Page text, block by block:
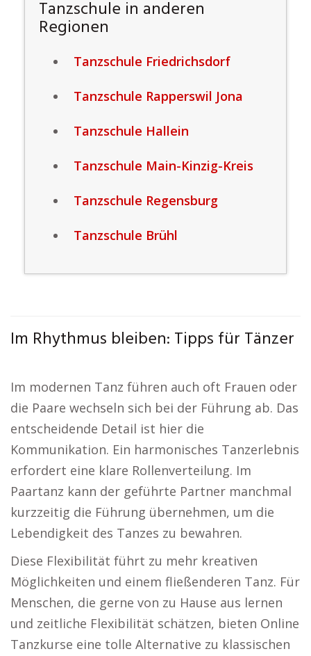
Tanzschule in anderen
Regionen
Tanzschule Friedrichsdorf
Tanzschule Rapperswil Jona
Tanzschule Hallein
Tanzschule Main-Kinzig-Kreis
Tanzschule Regensburg
Tanzschule Brühl
Im Rhythmus bleiben: Tipps für Tänzer
Im modernen Tanz führen auch oft Frauen oder
die Paare wechseln sich bei der Führung ab. Das
entscheidende Detail ist hier die
Kommunikation. Ein harmonisches Tanzerlebnis
erfordert eine klare Rollenverteilung. Im
Paartanz kann der geführte Partner manchmal
kurzzeitig die Führung übernehmen, um die
Lebendigkeit des Tanzes zu bewahren.
Diese Flexibilität führt zu mehr kreativen
Möglichkeiten und einem fließenderen Tanz. Für
Menschen, die gerne von zu Hause aus lernen
und zeitliche Flexibilität schätzen, bieten Online
Tanzkurse eine tolle Alternative zu klassischen